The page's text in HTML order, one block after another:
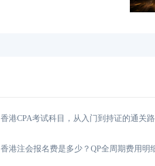
香港CPA考试科目，从入门到持证的通关